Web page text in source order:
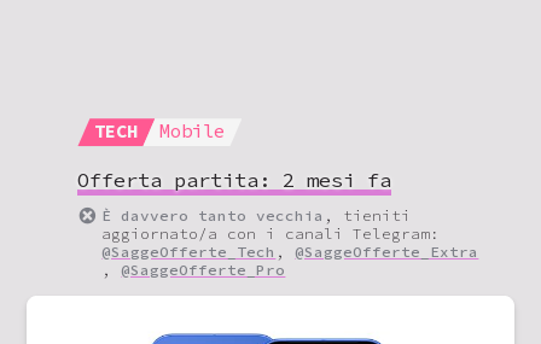
TECH Mobile
Offerta partita: 2 mesi fa
È davvero tanto vecchia , tieniti
aggiornato/a con i canali Telegram:
@SaggeOfferte_Tech , @SaggeOfferte_Extra
, @SaggeOfferte_Pro